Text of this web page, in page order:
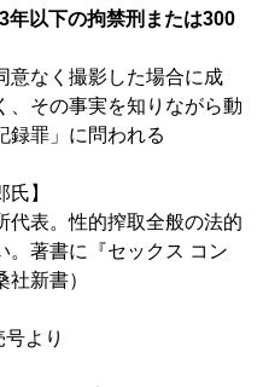
以下の拘禁刑または300
意なく撮影した場合に成
、その事実を知りながら動
録罪」に問われる
氏】
代表。性的搾取全般の法的
。著書に『セックス コン
新書）
より